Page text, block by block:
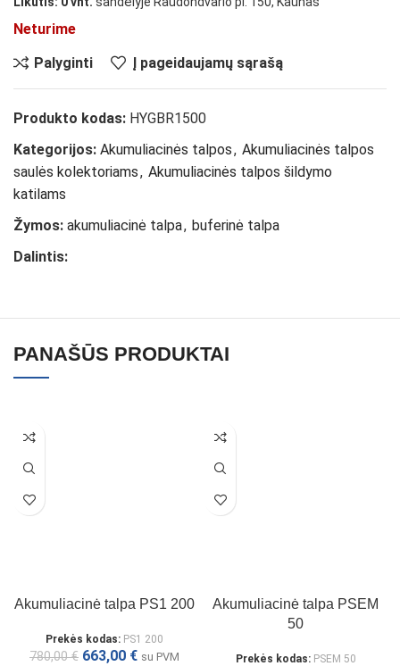
Neturime
Palyginti
Į pageidaujamų sąrašą
Produkto kodas: HYGBR1500
Kategorijos: Akumuliacinės talpos, Akumuliacinės talpos
saulės kolektoriams, Akumuliacinės talpos šildymo
katilams
Žymos: akumuliacinė talpa, buferinė talpa
Dalintis:
PANAŠŪS PRODUKTAI
Akumuliacinė talpa PS1 200
Prekės kodas: PS1 200
780,00€ 663,00 € su PVM
Akumuliacinė talpa PSEM
50
Prekės kodas: PSEM 50